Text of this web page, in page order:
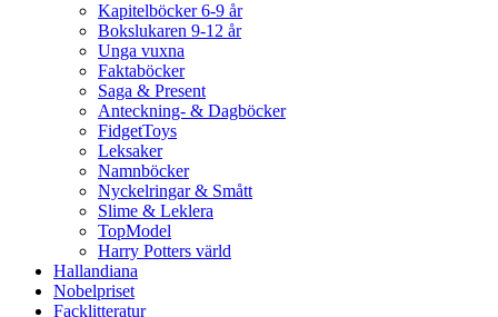
Kapitelböcker 6-9 år
Bokslukaren 9-12 år
Unga vuxna
Faktaböcker
Saga & Present
Anteckning- & Dagböcker
FidgetToys
Leksaker
Namnböcker
Nyckelringar & Smått
Slime & Leklera
TopModel
Harry Potters värld
Hallandiana
Nobelpriset
Facklitteratur